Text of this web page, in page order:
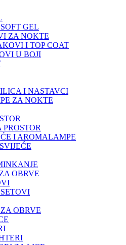
GEL
ZA NOKTE
I TOP COAT
U BOJI
I NASTAVCI
ZA NOKTE
I AROMALAMPE
OBRVE
OBRVE